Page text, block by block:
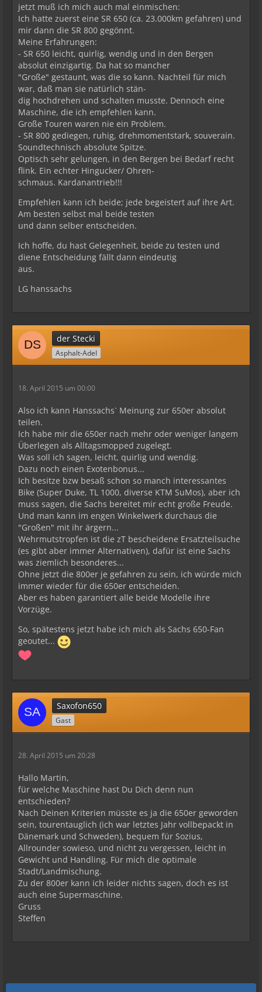
jetzt muß ich mich auch mal einmischen:
Ich hatte zuerst eine SR 650 (ca. 23.000km gefahren) und
mir dann die SR 800 gegönnt.
Meine Erfahrungen:
- SR 650 leicht, quirlig, wendig und in den Bergen
absolut einzigartig. Da hat so mancher
"Große" gestaunt, was die so kann. Nachteil für mich
war, daß man sie natürlich stän-
dig hochdrehen und schalten musste. Dennoch eine
Maschine, die ich empfehlen kann.
Große Touren waren nie ein Problem.
- SR 800 gediegen, ruhig, drehmomentstark, souverain.
Soundtechnisch absolute Spitze.
Optisch sehr gelungen, in den Bergen bei Bedarf recht
flink. Ein echter Hingucker/ Ohren-
schmaus. Kardanantrieb!!!
Empfehlen kann ich beide; jede begeistert auf ihre Art.
Am besten selbst mal beide testen
und dann selber entscheiden.
Ich hoffe, du hast Gelegenheit, beide zu testen und
diene Entscheidung fällt dann eindeutig
aus.
LG hanssachs
der Stecki
Asphalt-Adel
18. April 2015 um 00:00
Also ich kann Hanssachs` Meinung zur 650er absolut
teilen.
Ich habe mir die 650er nach mehr oder weniger langem
Überlegen als Alltagsmopped zugelegt.
Was soll ich sagen, leicht, quirlig und wendig.
Dazu noch einen Exotenbonus...
Ich besitze bzw besaß schon so manch interessantes
Bike (Super Duke, TL 1000, diverse KTM SuMos), aber ich
muss sagen, die Sachs bereitet mir echt große Freude.
Und man kann im engen Winkelwerk durchaus die
"Großen" mit ihr ärgern...
Wehrmutstropfen ist die zT bescheidene Ersatzteilsuche
(es gibt aber immer Alternativen), dafür ist eine Sachs
was ziemlich besonderes...
Ohne jetzt die 800er je gefahren zu sein, ich würde mich
immer wieder für die 650er entscheiden.
Aber es haben garantiert alle beide Modelle ihre
Vorzüge.
So, spätestens jetzt habe ich mich als Sachs 650-Fan
geoutet...
Saxofon650
Gast
28. April 2015 um 20:28
Hallo Martin,
für welche Maschine hast Du Dich denn nun
entschieden?
Nach Deinen Kriterien müsste es ja die 650er geworden
sein, tourentauglich (ich war letztes Jahr vollbepackt in
Dänemark und Schweden), bequem für Sozius,
Allrounder sowieso, und nicht zu vergessen, leicht in
Gewicht und Handling. Für mich die optimale
Stadt/Landmischung.
Zu der 800er kann ich leider nichts sagen, doch es ist
auch eine Supermaschine.
Gruss
Steffen